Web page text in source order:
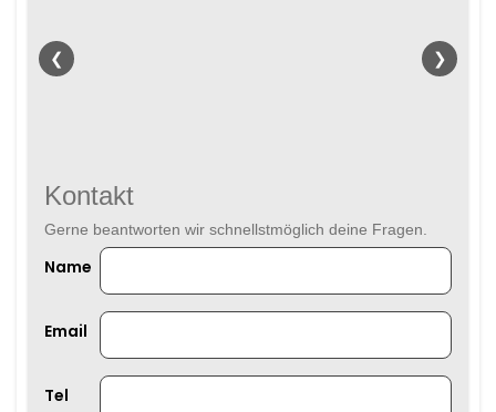
❮ ❯
Kontakt
Gerne beantworten wir schnellstmöglich deine Fragen.
Name
Email
Tel